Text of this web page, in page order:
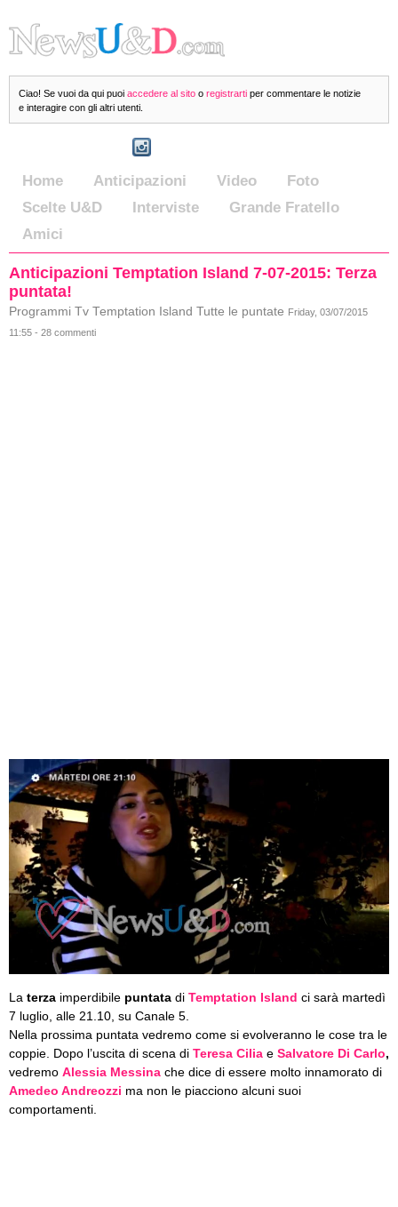
Ciao! Se vuoi da qui puoi accedere al sito o registrarti per commentare le notizie
e interagire con gli altri utenti.
Home Anticipazioni Video
Foto
Scelte U&D
Interviste
Grande Fratello
Amici
Anticipazioni Temptation Island 7-07-2015: Terza
puntata!
Programmi Tv Temptation Island Tutte le puntate Friday, 03/07/2015
11:55 - 28 commenti
La terza imperdibile puntata di Temptation Island ci sarà martedì
7 luglio, alle 21.10, su Canale 5.
Nella prossima puntata vedremo come si evolveranno le cose tra le
coppie. Dopo l’uscita di scena di Teresa Cilia e Salvatore Di Carlo,
vedremo Alessia Messina che dice di essere molto innamorato di
Amedeo Andreozzi ma non le piacciono alcuni suoi
comportamenti.